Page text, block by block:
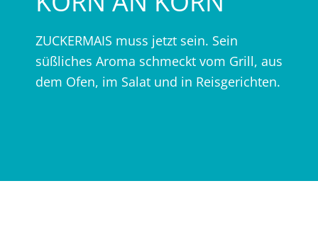
ZUCKERMAIS muss jetzt sein. Sein
süßliches Aroma schmeckt vom Grill, aus
dem Ofen, im Salat und in Reisgerichten.